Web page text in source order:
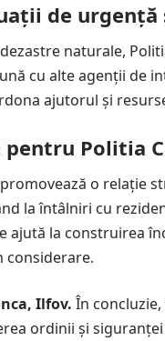
de
naturale,
cu alte agenții de
ajutorul și
Politia
o relație
la întâlniri cu
ajută la construirea
considerare.
Ilfov.În
ordinii și